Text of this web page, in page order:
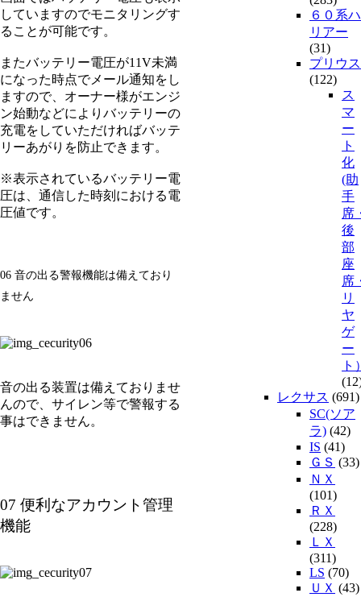
していますのでモニタリングす
ることが可能です。
またバッテリー電圧が11V未満
になった時点でメール通知をし
ますので、オーナー様がエンジ
ン始動などによりバッテリーの
充電をしていただければバッテ
リーあがりを防止できます。
※表示されているバッテリー電
圧は、通信した時刻における電
圧値です。
06 音の出る警報機能は備えており
ません
音の出る装置は備えておりませ
んので、サイレン等で警報する
事はできません。
07 便利なアカウント管理
機能
６０系ハ
リアー
(31)
プリウス
(122)
ス
マ
ー
ト
化
(助
手
席
後
部
座
席
リ
ヤ
ゲ
ー
ト
レクサス (691)
SC(ソア
ラ) (42)
IS (41)
ＧＳ (33)
ＮＸ
(101)
ＲＸ
(228)
ＬＸ
(311)
LS (70)
ＵＸ (43)